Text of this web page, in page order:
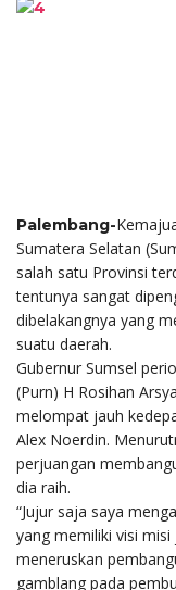
Palembang-
Sumatera Selatan
salah satu Provinsi
tentunya sangat
dibelakangnya yang
suatu daerah.
Gubernur Sumsel
(Purn) H Rosihan
melompat jauh
Alex Noerdin.
perjuangan
dia raih.
“Jujur saja saya
yang memiliki visi misi
meneruskan
gamblang pada